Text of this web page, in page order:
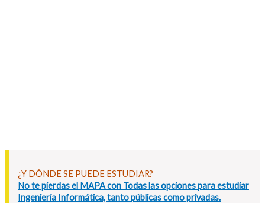
¿Y DÓNDE SE PUEDE ESTUDIAR?
No te pierdas el MAPA con Todas las opciones para estudiar
Ingeniería Informática, tanto públicas como privadas.